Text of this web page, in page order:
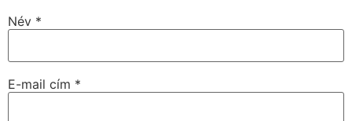
Név *
E-mail cím *